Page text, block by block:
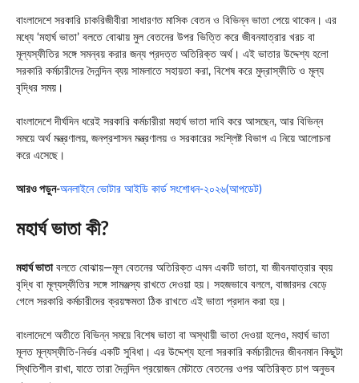
বাংলাদেশে সরকারি চাকরিজীবীরা সাধারণত মাসিক বেতন ও বিভিন্ন ভাতা পেয়ে থাকেন। এর
মধ্যে ‘মহার্ঘ ভাতা’ বলতে বোঝায় মুল বেতনের উপর ভিত্তি করে জীবনযাত্রার খরচ বা
মূল্যস্ফীতির সঙ্গে সমন্বয় করার জন্য প্রদত্ত অতিরিক্ত অর্থ। এই ভাতার উদ্দেশ্য হলো
সরকারি কর্মচারীদের দৈনন্দিন ব্যয় সামলাতে সহায়তা করা, বিশেষ করে মুদ্রাস্ফীতি ও মূল্য
বৃদ্ধির সময়।
বাংলাদেশে দীর্ঘদিন ধরেই সরকারি কর্মচারীরা মহার্ঘ ভাতা দাবি করে আসছেন, আর বিভিন্ন
সময়ে অর্থ মন্ত্রণালয়, জনপ্রশাসন মন্ত্রণালয় ও সরকারের সংশ্লিষ্ট বিভাগ এ নিয়ে আলোচনা
করে এসেছে।
আরও পড়ুন-অনলাইনে ভোটার আইডি কার্ড সংশোধন-২০২৬(আপডেট)
মহার্ঘ ভাতা কী?
মহার্ঘ ভাতাবলতে বোঝায়—মূল বেতনের অতিরিক্ত এমন একটি ভাতা, যা জীবনযাত্রার ব্যয়
বৃদ্ধি বা মূল্যস্ফীতির সঙ্গে সামঞ্জস্য রাখতে দেওয়া হয়। সহজভাবে বললে, বাজারদর বেড়ে
গেলে সরকারি কর্মচারীদের ক্রয়ক্ষমতা ঠিক রাখতে এই ভাতা প্রদান করা হয়।
বাংলাদেশে অতীতে বিভিন্ন সময়ে বিশেষ ভাতা বা অস্থায়ী ভাতা দেওয়া হলেও, মহার্ঘ ভাতা
মূলত মূল্যস্ফীতি-নির্ভর একটি সুবিধা। এর উদ্দেশ্য হলো সরকারি কর্মচারীদের জীবনমান কিছুটা
স্থিতিশীল রাখা, যাতে তারা দৈনন্দিন প্রয়োজন মেটাতে বেতনের ওপর অতিরিক্ত চাপ অনুভব